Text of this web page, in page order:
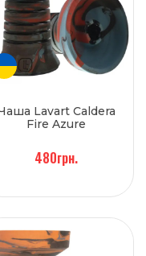
Lavart Caldera
Fire Azure
480грн.